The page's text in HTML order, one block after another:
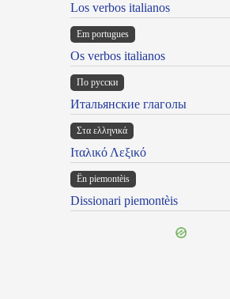
Los verbos italianos
Em portugues
Os verbos italianos
По русски
Итальянские глаголы
Στα ελληνικά
Ιταλικό Λεξικό
Ën piemontèis
Dissionari piemontèis